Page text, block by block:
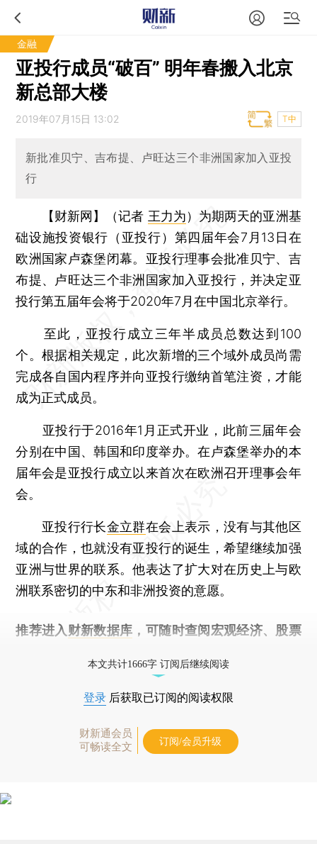
金融
亚投行成员“破百” 明年春搬入北京
新总部大楼
2019年07月15日 13:02 T中
新批准贝宁、吉布提、卢旺达三个非洲国家加入亚投
行
【财新网】（记者 王力为） 为期两天的亚洲基
础设施投资银行（亚投行）第四届年会7月13日在
欧洲国家卢森堡闭幕。亚投行理事会批准贝宁、吉
布提、卢旺达三个非洲国家加入亚投行，并决定亚
投行第五届年会将于2020年7月在中国北京举行。
至此，亚投行成立三年半成员总数达到100
个。根据相关规定，此次新增的三个域外成员尚需
完成各自国内程序并向亚投行缴纳首笔注资，才能
成为正式成员。
亚投行于2016年1月正式开业，此前三届年会
分别在中国、韩国和印度举办。在卢森堡举办的本
届年会是亚投行成立以来首次在欧洲召开理事会年
会。
亚投行行长金立群在会上表示，没有与其他区
域的合作，也就没有亚投行的诞生，希望继续加强
亚洲与世界的联系。他表达了扩大对在历史上与欧
洲联系密切的中东和非洲投资的意愿。
推荐进入 财新数据库 ，可随时查阅宏观经济、股票
本文共计1666字 订阅后继续阅读
登录 后获取已订阅的阅读权限
财新通会员
可畅读全文
订阅/会员升级